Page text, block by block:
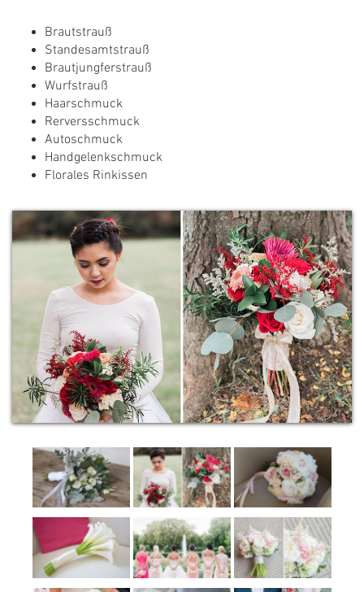
Brautstrauß
Standesamtstrauß
Brautjungferstrauß
Wurfstrauß
Haarschmuck
Rerversschmuck
Autoschmuck
Handgelenkschmuck
Florales Rinkissen